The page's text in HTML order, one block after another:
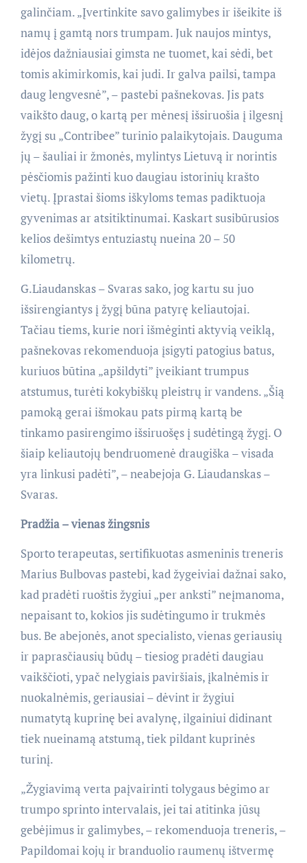
galinčiam. „Įvertinkite savo galimybes ir išeikite iš
namų į gamtą nors trumpam. Juk naujos mintys,
idėjos dažniausiai gimsta ne tuomet, kai sėdi, bet
tomis akimirkomis, kai judi. Ir galva pailsi, tampa
daug lengvesnė”, – pastebi pašnekovas. Jis pats
vaikšto daug, o kartą per mėnesį išsiruošia į ilgesnį
žygį su „Contribee” turinio palaikytojais. Dauguma
jų – šauliai ir žmonės, mylintys Lietuvą ir norintis
pėsčiomis pažinti kuo daugiau istorinių krašto
vietų. Įprastai šioms iškyloms temas padiktuoja
gyvenimas ar atsitiktinumai. Kaskart susibūrusios
kelios dešimtys entuziastų nueina 20 – 50
kilometrų.
G.Liaudanskas – Svaras sako, jog kartu su juo
išsirengiantys į žygį būna patyrę keliautojai.
Tačiau tiems, kurie nori išmėginti aktyvią veiklą,
pašnekovas rekomenduoja įsigyti patogius batus,
kuriuos būtina „apšildyti” įveikiant trumpus
atstumus, turėti kokybiškų pleistrų ir vandens. „Šią
pamoką gerai išmokau pats pirmą kartą be
tinkamo pasirengimo išsiruošęs į sudėtingą žygį. O
šiaip keliautojų bendruomenė draugiška – visada
yra linkusi padėti”, – neabejoja G. Liaudanskas –
Svaras.
Pradžia – vienas žingsnis
Sporto terapeutas, sertifikuotas asmeninis treneris
Marius Bulbovas pastebi, kad žygeiviai dažnai sako,
kad pradėti ruoštis žygiui „per anksti” neįmanoma,
nepaisant to, kokios jis sudėtingumo ir trukmės
bus. Be abejonės, anot specialisto, vienas geriausių
ir paprasčiausių būdų – tiesiog pradėti daugiau
vaikščioti, ypač nelygiais paviršiais, įkalnėmis ir
nuokalnėmis, geriausiai – dėvint ir žygiui
numatytą kuprinę bei avalynę, ilgainiui didinant
tiek nueinamą atstumą, tiek pildant kuprinės
turinį.
„Žygiavimą verta paįvairinti tolygaus bėgimo ar
trumpo sprinto intervalais, jei tai atitinka jūsų
gebėjimus ir galimybes, – rekomenduoja treneris, –
Papildomai kojų ir branduolio raumenų ištvermę